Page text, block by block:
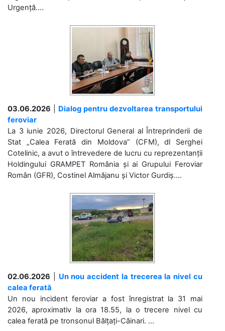
Urgență....
03.06.2026
Dialog pentru dezvoltarea transportului
feroviar
La 3 iunie 2026, Directorul General al Întreprinderii de
Stat „Calea Ferată din Moldova” (CFM), dl Serghei
Cotelinic, a avut o întrevedere de lucru cu reprezentanții
Holdingului GRAMPET România și ai Grupului Feroviar
Român (GFR), Costinel Almăjanu și Victor Gurdiș....
02.06.2026
Un nou accident la trecerea la nivel cu
calea ferată
Un nou incident feroviar a fost înregistrat la 31 mai
2026, aproximativ la ora 18.55, la o trecere nivel cu
calea ferată pe tronsonul Bălțați-Căinari. ...